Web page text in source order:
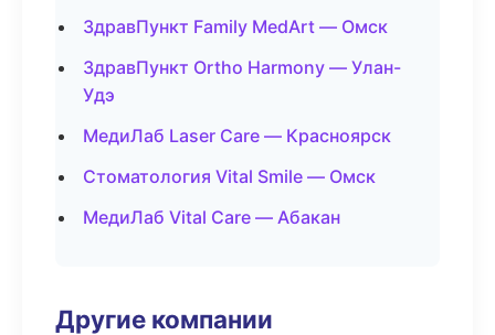
ЗдравПункт Family MedArt — Омск
ЗдравПункт Ortho Harmony — Улан-
Удэ
МедиЛаб Laser Care — Красноярск
Стоматология Vital Smile — Омск
МедиЛаб Vital Care — Абакан
Другие компании